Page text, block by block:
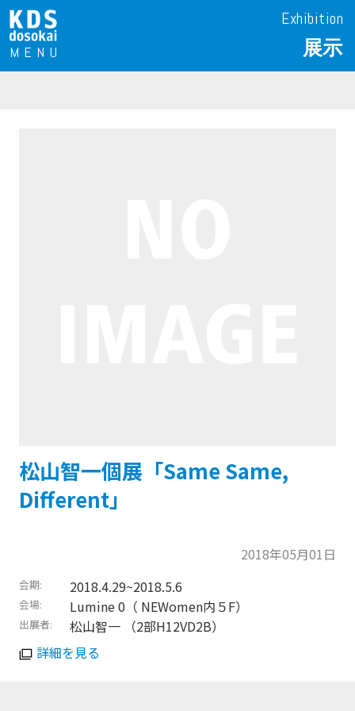
Exhibition
展示
松山智一個展「Same Same,
Different」
2018年05月01日
会期 2018.4.29~2018.5.6
会場 Lumine 0（ NEWomen内５F）
出展者
松山智一 （2部H12VD2B）
詳細を見る